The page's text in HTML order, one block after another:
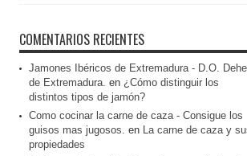
COMENTARIOS RECIENTES
Jamones Ibéricos de Extremadura - D.O.
de Extremadura. en ¿Cómo distinguir los
distintos tipos de jamón?
Como cocinar la carne de caza - Consigue los
guisos mas jugosos. en La carne de caza y
propiedades